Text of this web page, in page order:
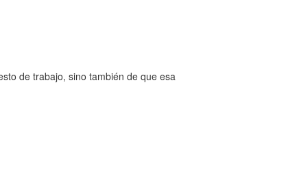
de trabajo, sino también de que esa